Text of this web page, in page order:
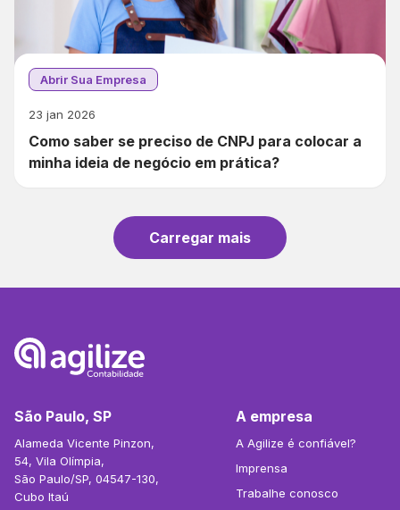
Abrir Sua Empresa
23 jan 2026
Como saber se preciso de CNPJ para colocar a
minha ideia de negócio em prática?
Carregar mais
São Paulo, SP
Alameda Vicente Pinzon,
54, Vila Olímpia,
São Paulo/SP, 04547-130,
Cubo Itaú
A empresa
A Agilize é confiável?
Imprensa
Trabalhe conosco